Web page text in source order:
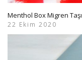
Menthol Box Migren Taşı
22 Ekim 2020